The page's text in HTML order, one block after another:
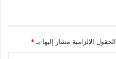
الحقول الإلزامية مشار إليها بـ*